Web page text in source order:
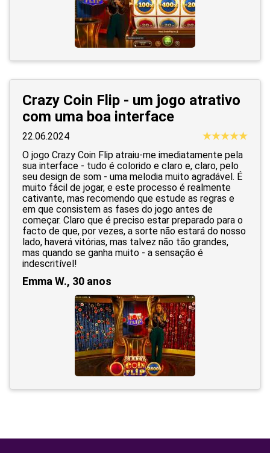
Crazy Coin Flip - um jogo atrativo
com uma boa interface
22.06.2024
O jogo Crazy Coin Flip atraiu-me imediatamente pela
sua interface - tudo é colorido e claro e, claro, pelo
seu design de som - uma melodia muito agradável. É
muito fácil de jogar, e este processo é realmente
cativante, mas recomendo que estude as regras e
em que consistem as fases do jogo antes de
começar. Claro que é preciso estar preparado para o
facto de que, por vezes, a sorte não estará do nosso
lado, haverá vitórias, mas talvez não tão grandes,
mas quando se ganha muito - a sensação é
indescritível!
Emma W., 30 anos